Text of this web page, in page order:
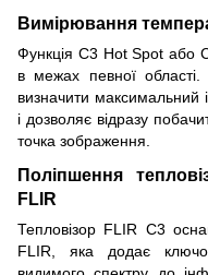
Вимірювання
Функція C3 Hot Spot або
в межах певної
визначити максимальний
і дозволяє відразу
точка зображення.
Поліпшення
FLIR
Тепловізор FLIR C3
FLIR, яка додає